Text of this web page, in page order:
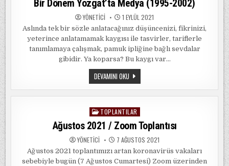
Bir Dönem Yozgat’ta Medya (1995-2002)
YÖNETICI 1 EYLÜL 2021
Aslında tek bir sözle anlatacağınız düşüncenizi, fikrinizi,
yeterince anlatamamak kaygısı ile tasvirler, tariflerle
tanımlamaya çalışmak, pamuk ipliğine bağlı sevdalar
gibidir. Ya koparsa? Bu kaygı var…
DEVAMINI OKUBIR
DÖNEM
YOZGAT’TA
MEDYA
2002)
Posted
in
TOPLANTILAR
Ağustos 2021 / Zoom Toplantısı
YÖNETICI 7 AĞUSTOS 2021
Ağustos 2021 toplantımızı artan koronavirüs vakaları
sebebiyle bugün (7 Ağustos Cumartesi) Zoom üzerinden